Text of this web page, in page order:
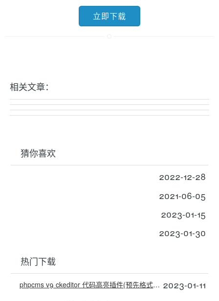
立即下载
相关文章：
猜你喜欢
2022-12-28
2021-06-05
2023-01-15
2023-01-30
热门下载
phpcms v9 ckeditor 代码高亮插件(预先格式化) 2023-01-11